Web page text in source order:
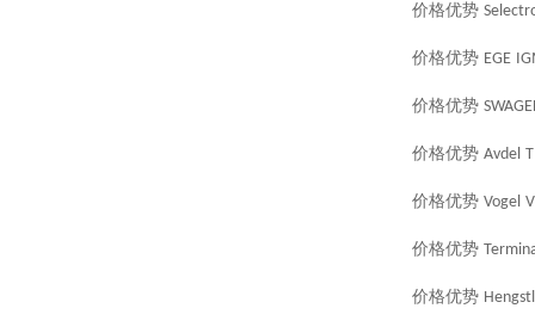
价格优势
价格优势 EGE
价格优势
价格优势 Avdel
价格优势 Vogel
价格优势
价格优势